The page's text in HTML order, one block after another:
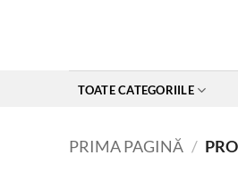
TOATE CATEGORIILE
PRIMA PAGINĂ /